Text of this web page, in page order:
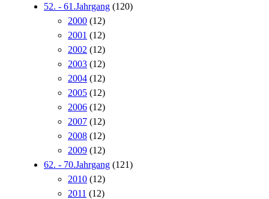
52. - 61.Jahrgang (120)
2000 (12)
2001 (12)
2002 (12)
2003 (12)
2004 (12)
2005 (12)
2006 (12)
2007 (12)
2008 (12)
2009 (12)
62. - 70.Jahrgang (121)
2010 (12)
2011 (12)